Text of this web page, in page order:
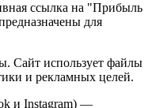
ссылка на "Прибыль
для
Сайт использует файлы
и рекламных целей.
и Instagram) —